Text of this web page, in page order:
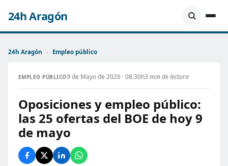
24h Aragón
24h Aragón › Empleo público
EMPLEO PÚBLICO9 de Mayo de 2026 · 08:30h3 min de lectura
Oposiciones y empleo público:
las 25 ofertas del BOE de hoy 9
de mayo